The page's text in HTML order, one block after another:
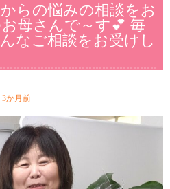
らの悩みの相談をお
母さんで～す💕 毎
なご相談をお受けし
3か月前